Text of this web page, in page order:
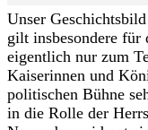
Unser
gilt insbesondere für
eigentlich nur zum
Kaiserinnen und
politischen Bühne
in die Rolle der